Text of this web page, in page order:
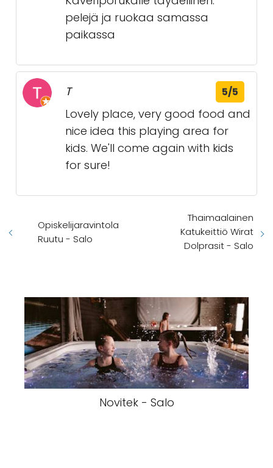
pelejä ja ruokaa samassa
paikassa
T 5/5
Lovely place, very good food and
nice idea this playing area for
kids. We'll come again with kids
for sure!
Opiskelijaravintola
Ruutu - Salo
Thaimaalainen
Katukeittiö Wirat
Dolprasit - Salo
Novitek - Salo